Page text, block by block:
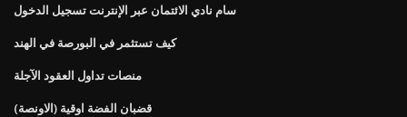
سام نادي الائتمان عبر الإنترنت تسجيل الدخول
كيف تستثمر في البورصة في الهند
منصات تداول العقود الآجلة
قضبان الفضة اوقية (الاونصة)